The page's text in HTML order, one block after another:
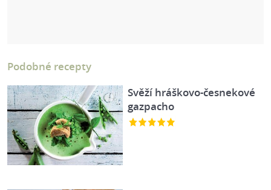
Podobné recepty
Svěží hráškovo-česnekové
gazpacho